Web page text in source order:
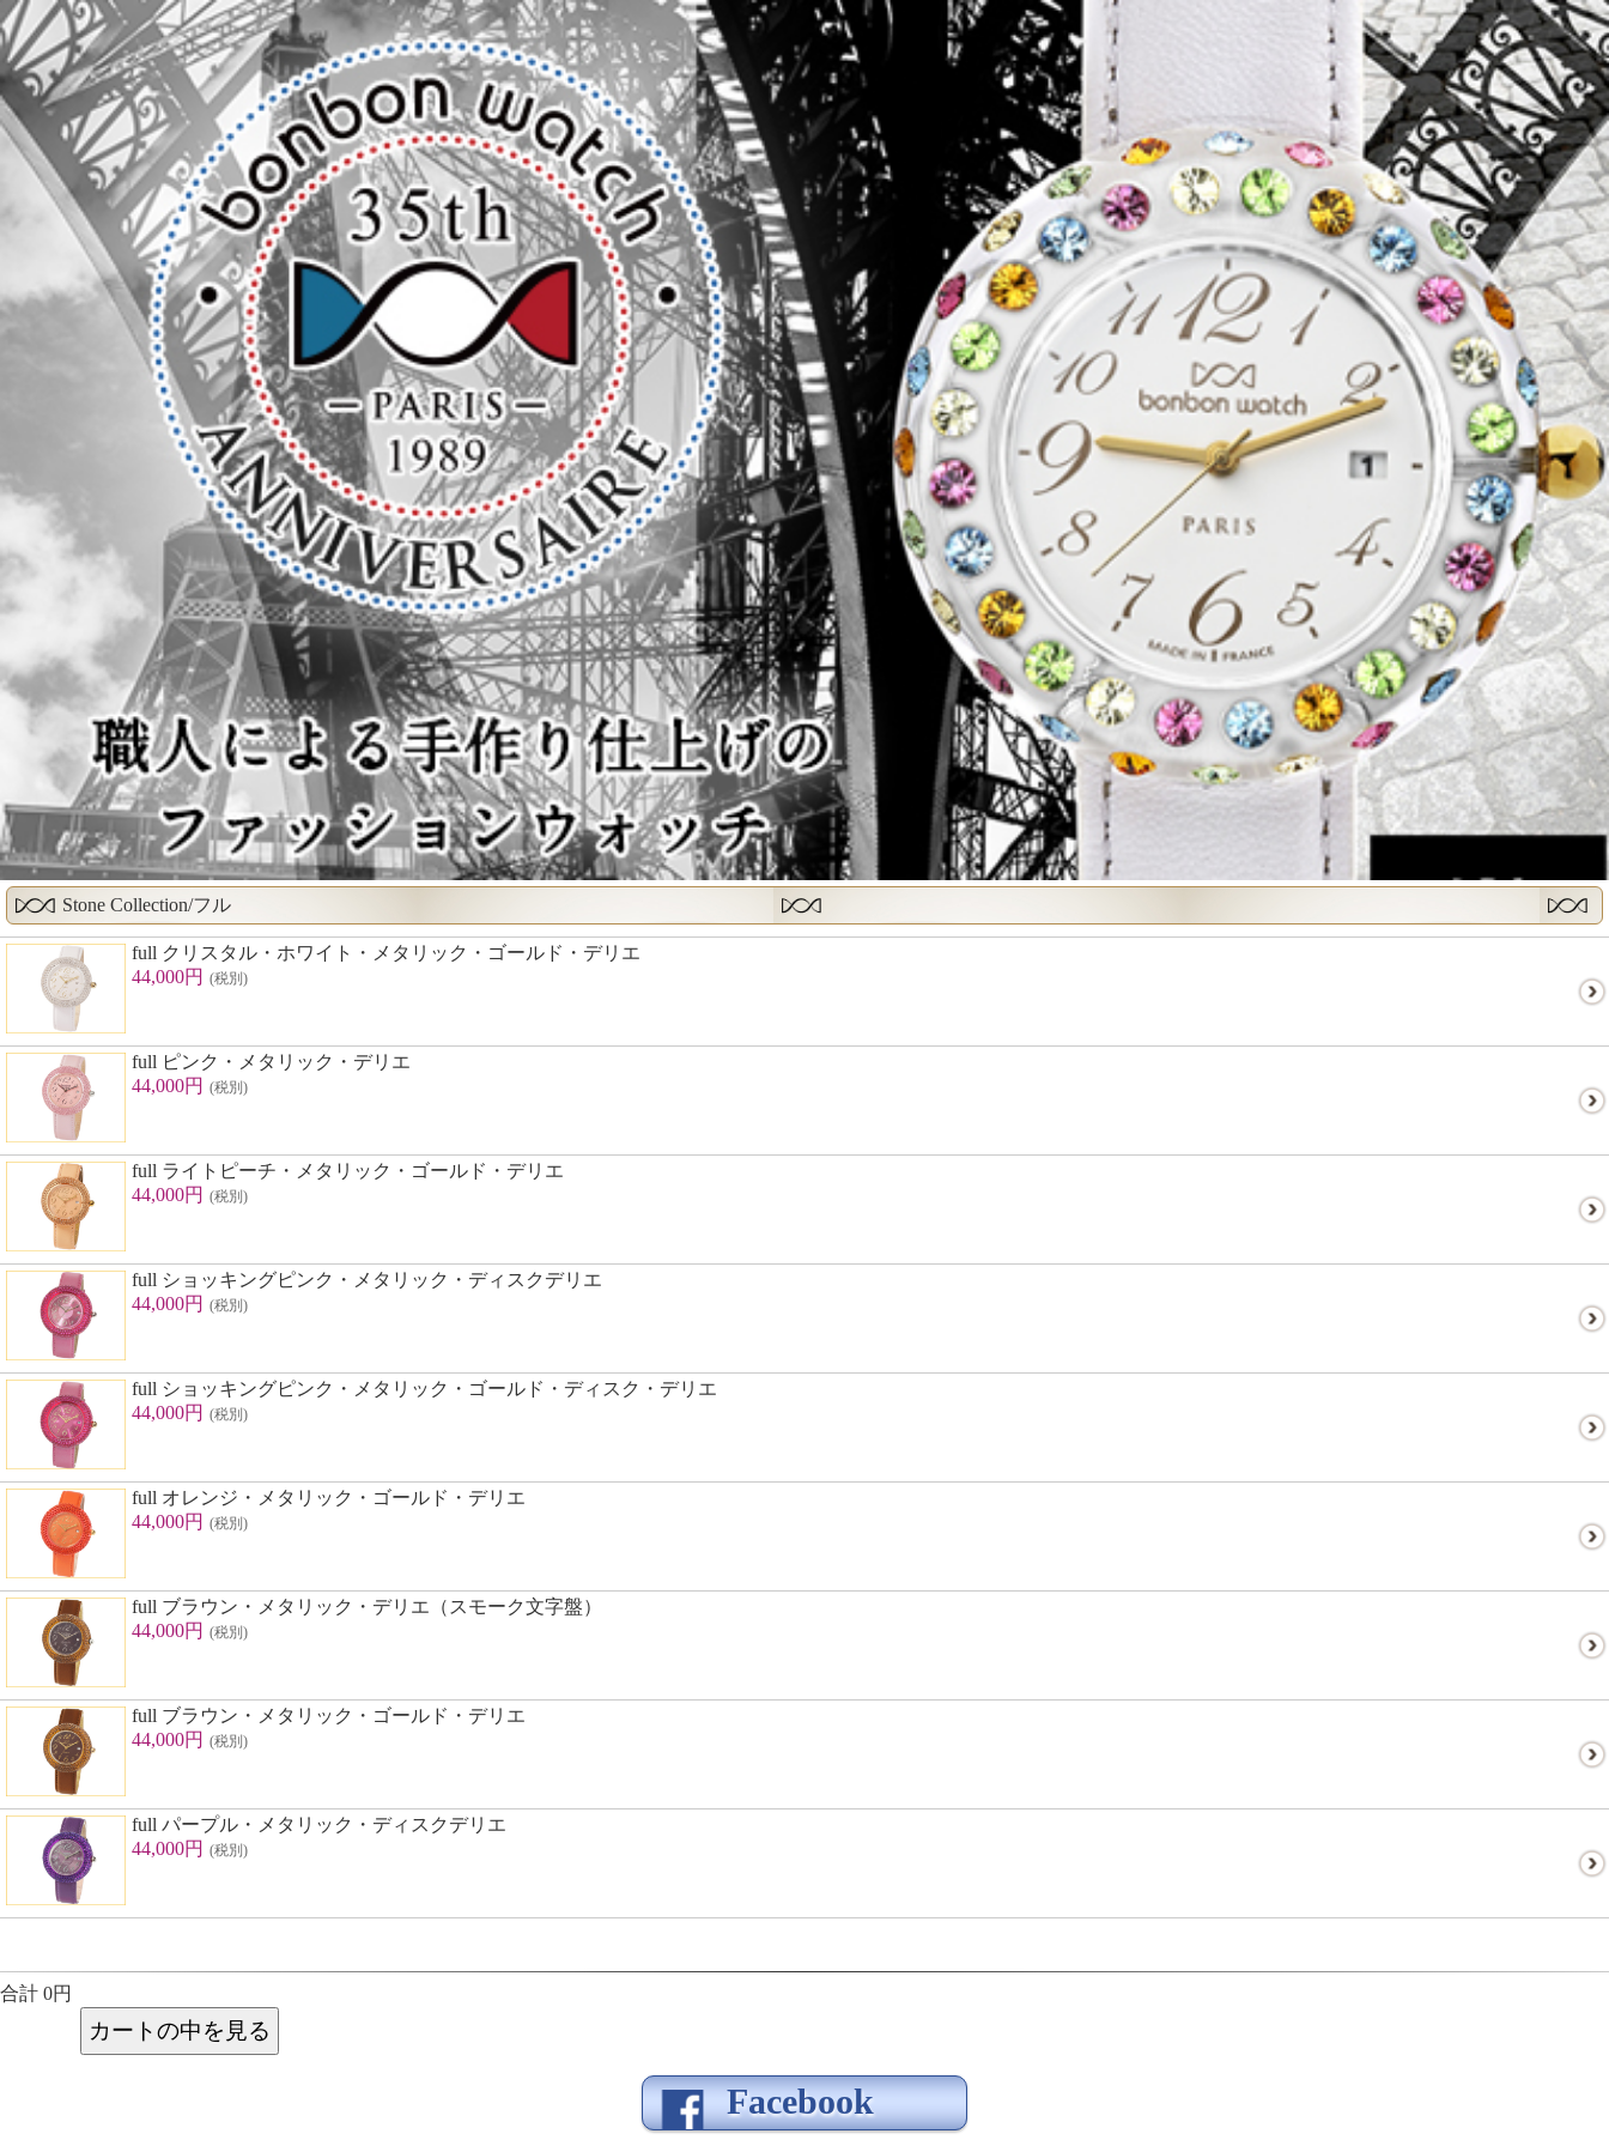
Stone Collection/フル
full クリスタル・ホワイト・メタリック・ゴールド・デリエ
44,000円 (税別)
full ピンク・メタリック・デリエ
44,000円 (税別)
full ライトピーチ・メタリック・ゴールド・デリエ
44,000円 (税別)
full ショッキングピンク・メタリック・ディスクデリエ
44,000円 (税別)
full ショッキングピンク・メタリック・ゴールド・ディスク・デリエ
44,000円 (税別)
full オレンジ・メタリック・ゴールド・デリエ
44,000円 (税別)
full ブラウン・メタリック・デリエ（スモーク文字盤）
44,000円 (税別)
full ブラウン・メタリック・ゴールド・デリエ
44,000円 (税別)
full パープル・メタリック・ディスクデリエ
44,000円 (税別)
合計 0円
Facebook